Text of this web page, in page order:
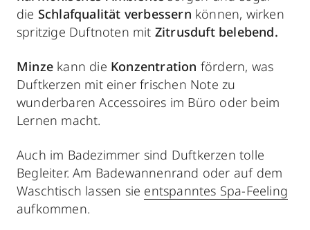
die Schlafqualität verbessern können, wirken
spritzige Duftnoten mit Zitrusduft belebend.
Minze kann die Konzentration fördern, was
Duftkerzen mit einer frischen Note zu
wunderbaren Accessoires im Büro oder beim
Lernen macht.
Auch im Badezimmer sind Duftkerzen tolle
Begleiter. Am Badewannenrand oder auf dem
Waschtisch lassen sie entspanntes Spa-Feeling
aufkommen.